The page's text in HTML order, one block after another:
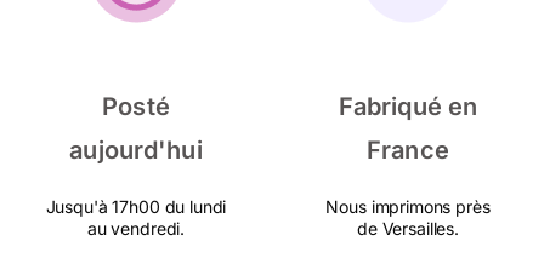
Posté
aujourd'hui
Jusqu'à 17h00 du lundi
au vendredi.
Fabriqué en
France
Nous imprimons près
de Versailles.